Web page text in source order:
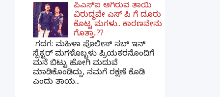
ಪಿಎಸ್​ಐ ಆಗಿರುವ ತಾಯಿ
ವಿರುದ್ಧವೇ ಎಸ್ ಪಿ ಗೆ ದೂರು
ಕೊಟ್ಟ ಮಗಳು.. ಕಾರಣವೇನು
ಗೊತ್ತಾ..??
ಗದಗ​: ಮಹಿಳಾ ಪೊಲೀಸ್​ ಸಬ್ ​ಇನ್​
ಸ್ಪೆಕ್ಟರ್​ ಮಗಳೊಬ್ಬಳು ಪ್ರಿಯಕರನೊಂದಿಗೆ
ಮನೆ ಬಿಟ್ಟು ಹೋಗಿ ಮದುವೆ
ಮಾಡಿಕೊಂಡಿದ್ದು, ನಮಗೆ ರಕ್ಷಣೆ ಕೊಡಿ
ಎಂದು ತಾಯ...